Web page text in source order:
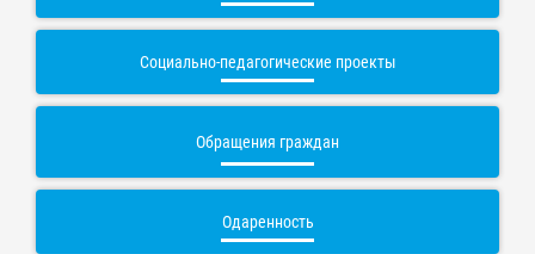
Социально-педагогические проекты
Обращения граждан
Одаренность